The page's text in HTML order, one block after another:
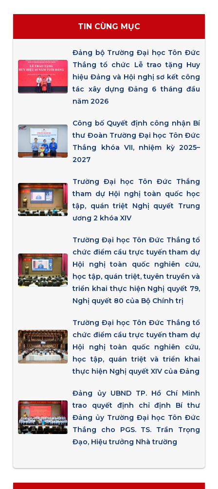
TIN CÙNG MỤC
Đảng bộ Trường Đại học Tôn Đức
Thắng tổ chức Lễ trao tặng Huy
hiệu Đảng và Hội nghị sơ kết công
tác xây dựng Đảng 6 tháng đầu
năm 2026
Công bố Quyết định công nhận Bí
thư Đoàn Trường Đại học Tôn Đức
Thắng khóa VII, nhiệm kỳ 2025–
2027
Trường Đại học Tôn Đức Thắng
tham dự Hội nghị toàn quốc học
tập, quán triệt Nghị quyết Trung
ương 2 khóa XIV
Trường Đại học Tôn Đức Thắng tổ
chức điểm cầu trực tuyến tham dự
Hội nghị toàn quốc nghiên cứu,
học tập, quán triệt, tuyên truyền và
triển khai thực hiện Nghị quyết 79,
Nghị quyết 80 của Bộ Chính trị
Trường Đại học Tôn Đức Thắng tổ
chức điểm cầu trực tuyến tham dự
Hội nghị toàn quốc nghiên cứu,
học tập, quán triệt và triển khai
thực hiện Nghị quyết XIV của Đảng
Đảng ủy UBND TP. Hồ Chí Minh
trao quyết định chỉ định Bí thư
Đảng ủy Trường Đại học Tôn Đức
Thắng cho PGS. TS. Trần Trọng
Đạo, Hiệu trưởng Nhà trường